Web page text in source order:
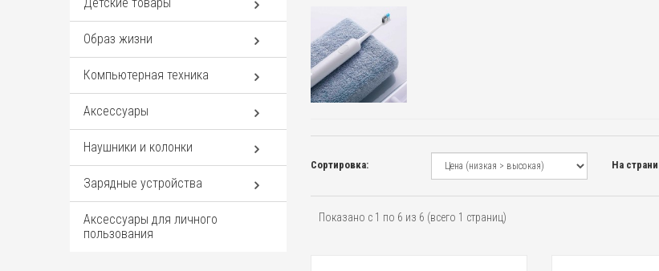
Образ жизни
Компьютерная техника
Аксессуары
Наушники и колонки
Зарядные устройства
Аксессуары для личного
пользования
Сортировка: На
Показано с 1 по 6 из 6 (всего 1 страниц)